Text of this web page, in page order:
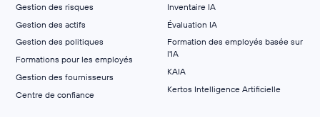
Gestion des risques
Gestion des actifs
Gestion des politiques
Formations pour les employés
Gestion des fournisseurs
Centre de confiance
Inventaire IA
Évaluation IA
Formation des employés basée sur
l'IA
KAIA
Kertos Intelligence Artificielle